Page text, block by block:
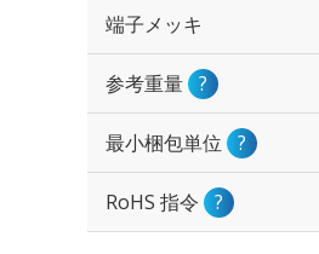
端子メッキ
参考重量 ?
最小梱包単位 ?
RoHS 指令 ?